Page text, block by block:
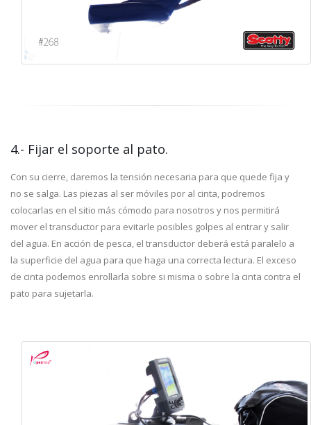
4.- Fijar el soporte al pato.
Con su cierre, daremos la tensión necesaria para que quede fija y
no se salga. Las piezas al ser móviles por al cinta, podremos
colocarlas en el sitio más cómodo para nosotros y nos permitirá
mover el transductor para evitarle posibles golpes al entrar y salir
del agua. En acción de pesca, el transductor deberá está paralelo a
la superficie del agua para que haga una correcta lectura. El exceso
de cinta podemos enrollarla sobre si misma o sobre la cinta contra el
pato para sujetarla.